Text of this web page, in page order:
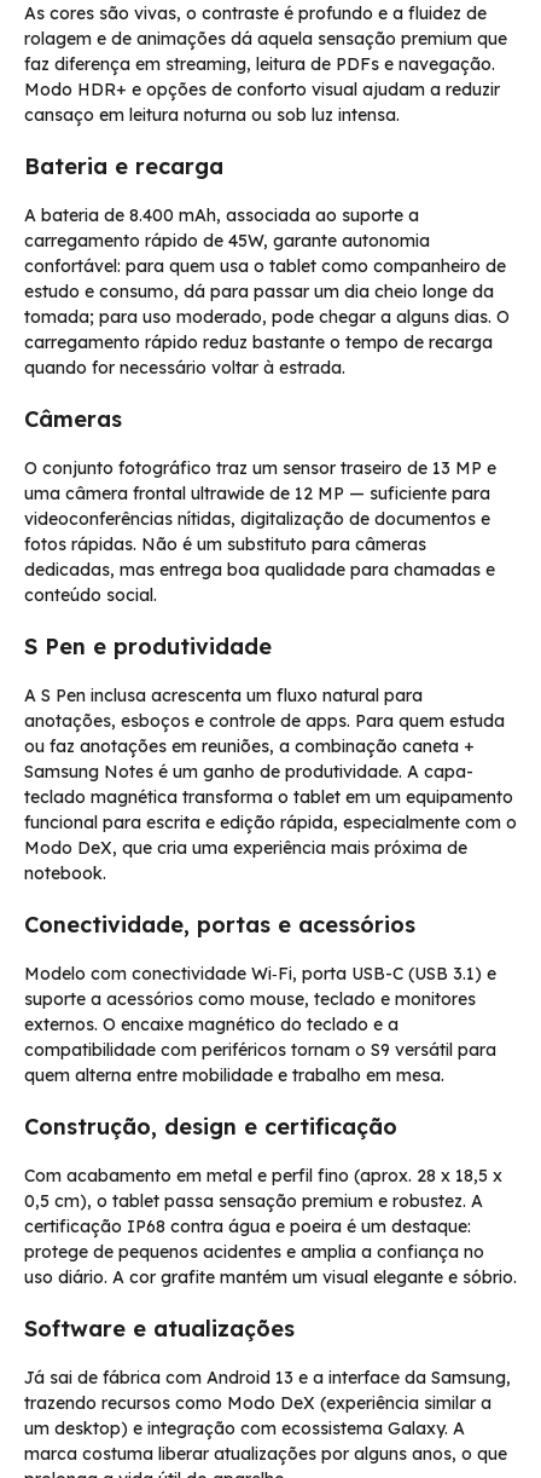
As cores são vivas, o contraste é profundo e a fluidez de
rolagem e de animações dá aquela sensação premium que
faz diferença em streaming, leitura de PDFs e navegação.
Modo HDR+ e opções de conforto visual ajudam a reduzir
cansaço em leitura noturna ou sob luz intensa.
Bateria e recarga
A bateria de 8.400 mAh, associada ao suporte a
carregamento rápido de 45W, garante autonomia
confortável: para quem usa o tablet como companheiro de
estudo e consumo, dá para passar um dia cheio longe da
tomada; para uso moderado, pode chegar a alguns dias. O
carregamento rápido reduz bastante o tempo de recarga
quando for necessário voltar à estrada.
Câmeras
O conjunto fotográfico traz um sensor traseiro de 13 MP e
uma câmera frontal ultrawide de 12 MP — suficiente para
videoconferências nítidas, digitalização de documentos e
fotos rápidas. Não é um substituto para câmeras
dedicadas, mas entrega boa qualidade para chamadas e
conteúdo social.
S Pen e produtividade
A S Pen inclusa acrescenta um fluxo natural para
anotações, esboços e controle de apps. Para quem estuda
ou faz anotações em reuniões, a combinação caneta +
Samsung Notes é um ganho de produtividade. A capa-
teclado magnética transforma o tablet em um equipamento
funcional para escrita e edição rápida, especialmente com o
Modo DeX, que cria uma experiência mais próxima de
notebook.
Conectividade, portas e acessórios
Modelo com conectividade Wi‑Fi, porta USB-C (USB 3.1) e
suporte a acessórios como mouse, teclado e monitores
externos. O encaixe magnético do teclado e a
compatibilidade com periféricos tornam o S9 versátil para
quem alterna entre mobilidade e trabalho em mesa.
Construção, design e certificação
Com acabamento em metal e perfil fino (aprox. 28 x 18,5 x
0,5 cm), o tablet passa sensação premium e robustez. A
certificação IP68 contra água e poeira é um destaque:
protege de pequenos acidentes e amplia a confiança no
uso diário. A cor grafite mantém um visual elegante e sóbrio.
Software e atualizações
Já sai de fábrica com Android 13 e a interface da Samsung,
trazendo recursos como Modo DeX (experiência similar a
um desktop) e integração com ecossistema Galaxy. A
marca costuma liberar atualizações por alguns anos, o que